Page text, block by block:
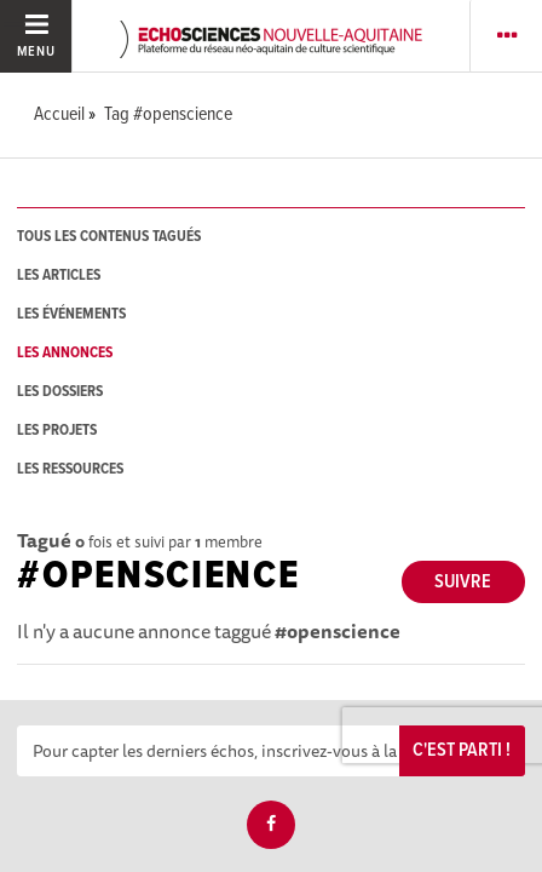
MENU
Accueil Tag #openscience
TOUS LES CONTENUS TAGUÉS
LES ARTICLES
LES ÉVÉNEMENTS
LES ANNONCES
LES DOSSIERS
LES PROJETS
LES RESSOURCES
Tagué 0fois et suivi par1 membre
SUIVRE
#OPENSCIENCE
Il n'y a aucune annonce taggué#openscience
C'EST PARTI !